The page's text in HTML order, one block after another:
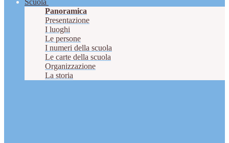
Scuola
Panoramica
Presentazione
I luoghi
Le persone
I numeri della scuola
Le carte della scuola
Organizzazione
La storia